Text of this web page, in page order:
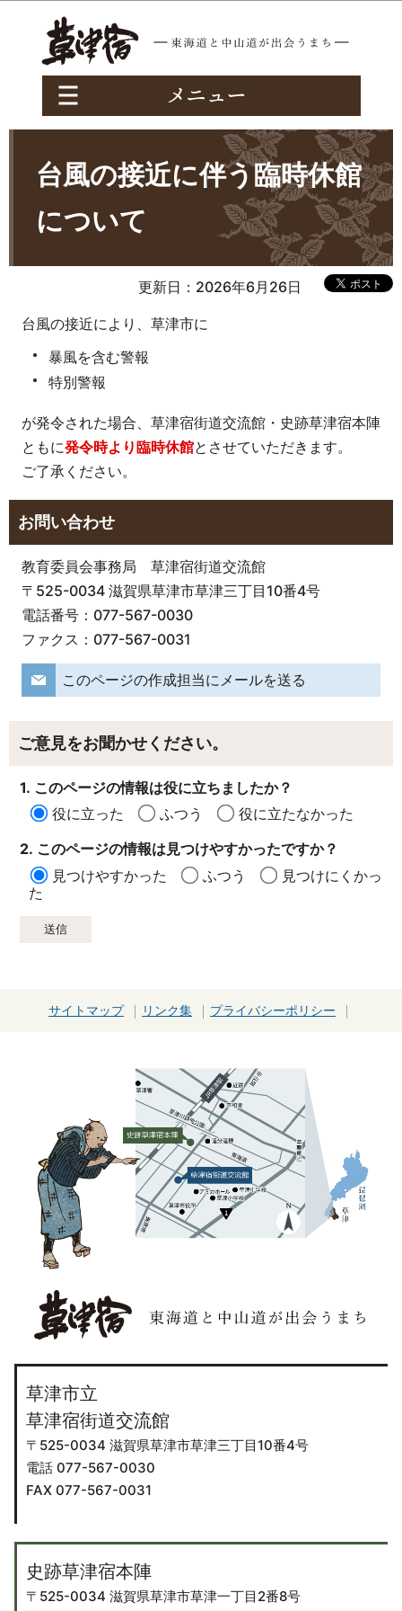
台風の接近に伴う臨時休館
について
更新日：2026年6月26日
台風の接近により、草津市に
暴風を含む警報
特別警報
が発令された場合、草津宿街道交流館・史跡草津宿本陣
ともに発令時より臨時休館とさせていただきます。
ご了承ください。
お問い合わせ
教育委員会事務局 草津宿街道交流館
〒525-0034 滋賀県草津市草津三丁目10番4号
電話番号：077-567-0030
ファクス：077-567-0031
このページの作成担当にメールを送る
ご意見をお聞かせください。
1. このページの情報は役に立ちましたか？
役に立った
ふつう
役に立たなかった
2. このページの情報は見つけやすかったですか？
見つけやすかった
ふつう
見つけにくかっ
た
サイトマップ リンク集 プライバシーポリシー
草津市立
草津宿街道交流館
〒525-0034 滋賀県草津市草津三丁目10番4号
電話 077-567-0030
FAX 077-567-0031
史跡草津宿本陣
〒525-0034 滋賀県草津市草津一丁目2番8号